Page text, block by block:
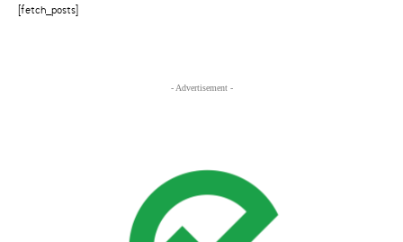
[fetch_posts]
- Advertisement -